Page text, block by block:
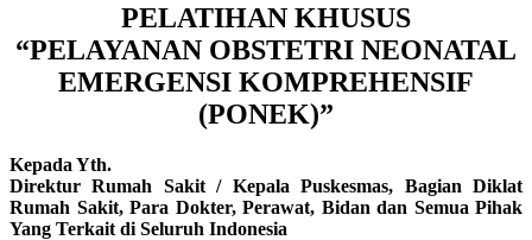
PELATIHAN KHUSUS
“PELAYANAN OBSTETRI NEONATAL
EMERGENSI KOMPREHENSIF
(PONEK)”
Kepada Yth.
Direktur Rumah Sakit / Kepala Puskesmas, Bagian Diklat
Rumah Sakit, Para Dokter, Perawat, Bidan dan Semua Pihak
Yang Terkait di Seluruh Indonesia